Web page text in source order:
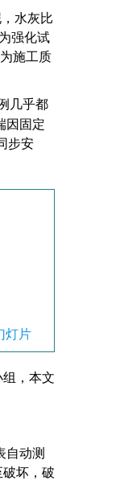
水灰比
强化试
施工质
几乎都
因固定
步安
灯片
，本文
自动测
坏，破